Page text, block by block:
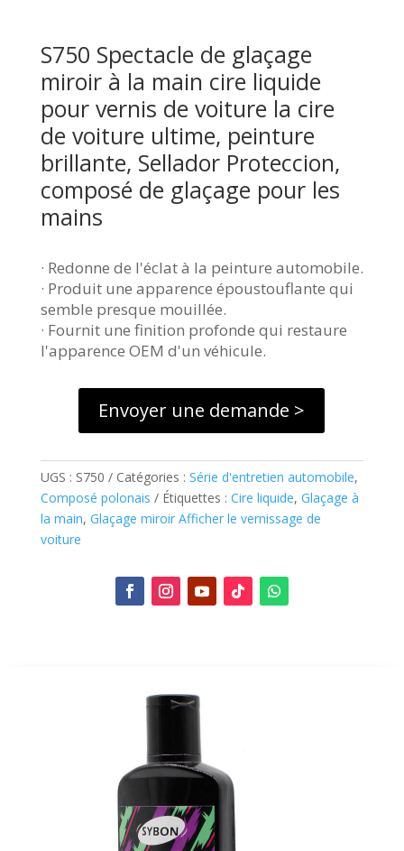
S750 Spectacle de glaçage
miroir à la main cire liquide
pour vernis de voiture la cire
de voiture ultime, peinture
brillante, Sellador Proteccion,
composé de glaçage pour les
mains
· Redonne de l'éclat à la peinture automobile.
· Produit une apparence époustouflante qui
semble presque mouillée.
· Fournit une finition profonde qui restaure
l'apparence OEM d'un véhicule.
Envoyer une demande >
UGS : S750 Catégories : Série d'entretien automobile,
Composé polonais
Étiquettes : Cire liquide, Glaçage à
la main, Glaçage miroir Afficher le vernissage de
voiture